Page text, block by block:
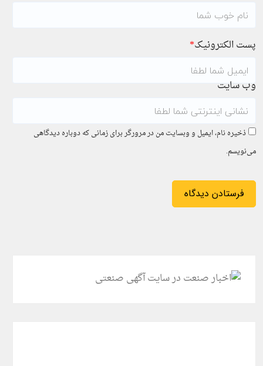
پست الکترونیک*
وب سایت
ذخیره نام، ایمیل و وبسایت من در مرورگر برای زمانی که دوباره دیدگاهی
می‌نویسم.